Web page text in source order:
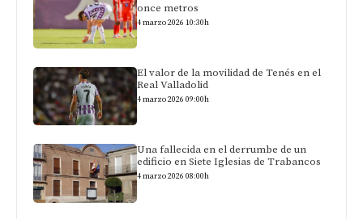
once metros
4 marzo 2026 10:30h
El valor de la movilidad de Tenés en el
Real Valladolid
4 marzo 2026 09:00h
Una fallecida en el derrumbe de un
edificio en Siete Iglesias de Trabancos
4 marzo 2026 08:00h